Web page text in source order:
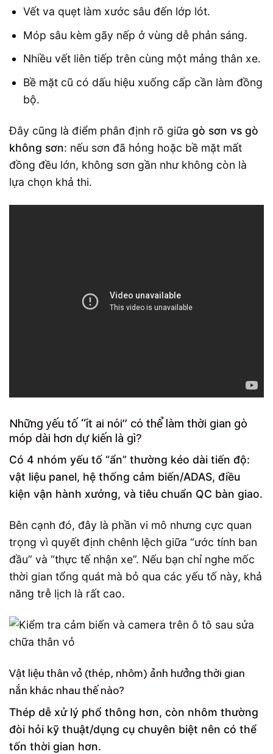
Vết va quẹt làm xước sâu đến lớp lót.
Móp sâu kèm gãy nếp ở vùng dễ phản sáng.
Nhiều vết liên tiếp trên cùng một mảng thân xe.
Bề mặt cũ có dấu hiệu xuống cấp cần làm đồng
bộ.
Đây cũng là điểm phân định rõ giữa gò sơn vs gò
không sơn: nếu sơn đã hỏng hoặc bề mặt mất
đồng đều lớn, không sơn gần như không còn là
lựa chọn khả thi.
Những yếu tố “ít ai nói” có thể làm thời gian gò
móp dài hơn dự kiến là gì?
Có 4 nhóm yếu tố “ẩn” thường kéo dài tiến độ:
vật liệu panel, hệ thống cảm biến/ADAS, điều
kiện vận hành xưởng, và tiêu chuẩn QC bàn giao.
Bên cạnh đó, đây là phần vi mô nhưng cực quan
trọng vì quyết định chênh lệch giữa “ước tính ban
đầu” và “thực tế nhận xe”. Nếu bạn chỉ nghe mốc
thời gian tổng quát mà bỏ qua các yếu tố này, khả
năng trễ lịch là rất cao.
Vật liệu thân vỏ (thép, nhôm) ảnh hưởng thời gian
nắn khác nhau thế nào?
Thép dễ xử lý phổ thông hơn, còn nhôm thường
đòi hỏi kỹ thuật/dụng cụ chuyên biệt nên có thể
tốn thời gian hơn.